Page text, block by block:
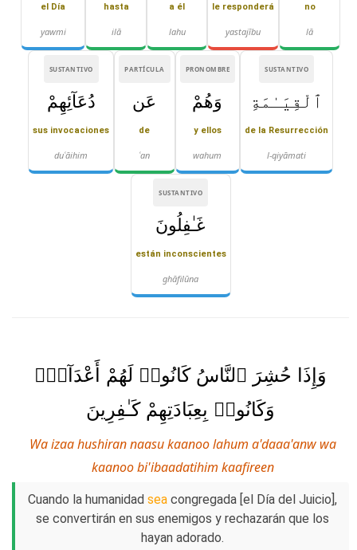
no
lā
le responderá
yastajību
a él
lahu
hasta
ilā
el Día
yawmi
SUSTANTIVO
ٱلْقِيَـٰمَةِ
de la Resurrección
l-qiyāmati
PRONOMBRE
وَهُمْ
y ellos
wahum
PARTÍCULA
عَن
de
ʿan
SUSTANTIVO
دُعَآئِهِمْ
sus invocaciones
duʿāihim
SUSTANTIVO
غَـٰفِلُونَ
están inconscientes
ghāfilūna
وَإِذَا حُشِرَ ٱلنَّاسُ كَانُوا۟ لَهُمْ أَعْدَآءًۭ
وَكَانُوا۟ بِعِبَادَتِهِمْ كَـٰفِرِينَ
Wa izaa hushiran naasu kaanoo lahum a'daaa'anw wa
kaanoo bi'ibaadatihim kaafireen
Cuando la humanidad seacongregada [el Día del Juicio],
se convertirán en sus enemigos y rechazarán que los
hayan adorado.